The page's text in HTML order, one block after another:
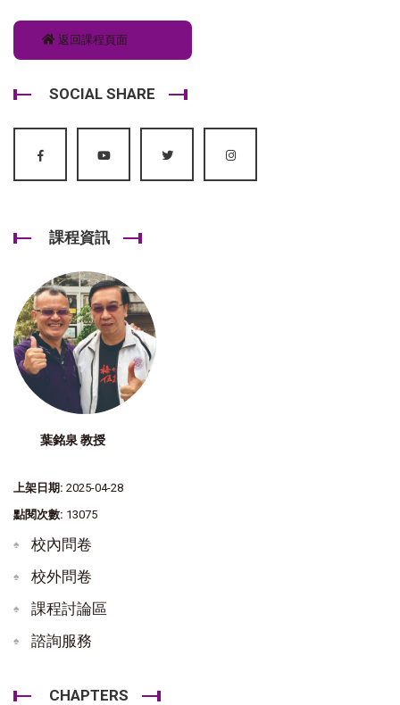
返回課程頁面
SOCIAL SHARE
課程資訊
葉銘泉 教授
上架日期: 2025-04-28
點閱次數: 13075
校內問卷
校外問卷
課程討論區
諮詢服務
CHAPTERS